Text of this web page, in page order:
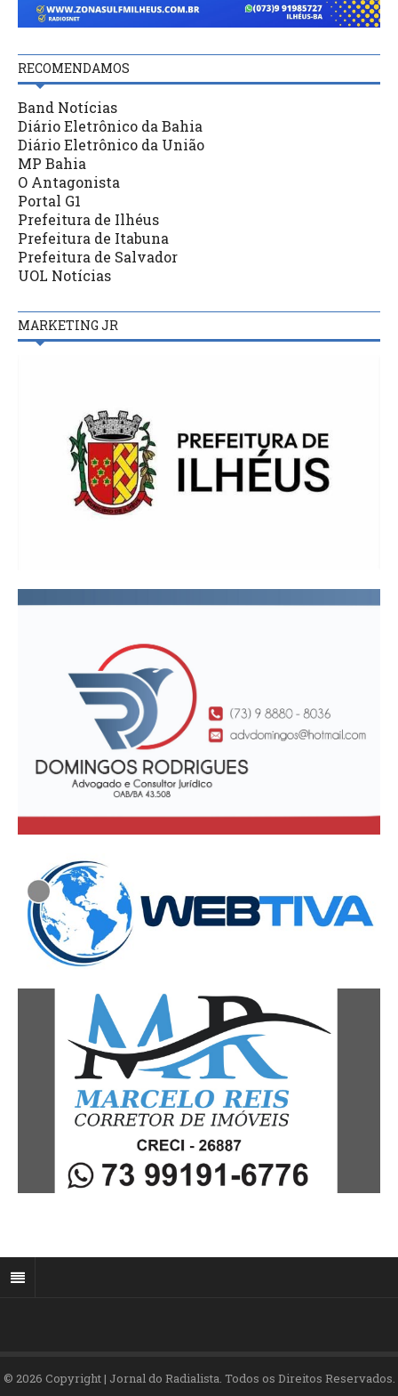
RECOMENDAMOS
Band Notícias
Diário Eletrônico da Bahia
Diário Eletrônico da União
MP Bahia
O Antagonista
Portal G1
Prefeitura de Ilhéus
Prefeitura de Itabuna
Prefeitura de Salvador
UOL Notícias
MARKETING JR
© 2026 Copyright | Jornal do Radialista. Todos os Direitos Reservados.